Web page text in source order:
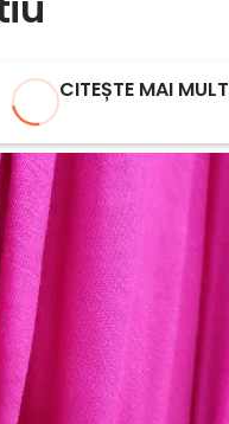
CITEȘTE MAI MULT